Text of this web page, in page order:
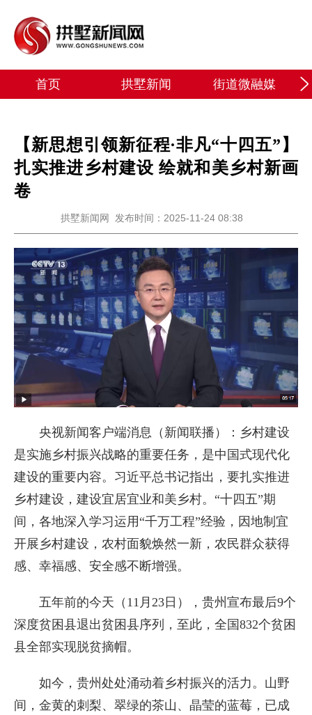
首页 拱墅新闻 街道微融媒
【新思想引领新征程·非凡“十四五”】
扎实推进乡村建设 绘就和美乡村新画
卷
拱墅新闻网 发布时间：2025-11-24 08:38
央视新闻客户端消息（新闻联播）：乡村建设
是实施乡村振兴战略的重要任务，是中国式现代化
建设的重要内容。习近平总书记指出，要扎实推进
乡村建设，建设宜居宜业和美乡村。“十四五”期
间，各地深入学习运用“千万工程”经验，因地制宜
开展乡村建设，农村面貌焕然一新，农民群众获得
感、幸福感、安全感不断增强。
五年前的今天（11月23日），贵州宣布最后9个
深度贫困县退出贫困县序列，至此，全国832个贫困
县全部实现脱贫摘帽。
如今，贵州处处涌动着乡村振兴的活力。山野
间，金黄的刺梨、翠绿的茶山、晶莹的蓝莓，已成